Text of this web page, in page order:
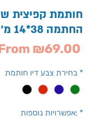
חותמת קפיצית
החתמה 38*14 מ''מ
₪69.00
בחירת צבע דיו חותמת *
אפשרויות נוספות: *